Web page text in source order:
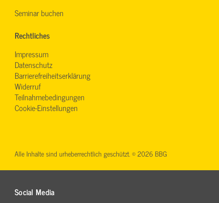
Seminar buchen
Rechtliches
Impressum
Datenschutz
Barrierefreiheitserklärung
Widerruf
Teilnahmebedingungen
Cookie-Einstellungen
Social Media
Alle Inhalte sind urheberrechtlich geschützt. © 2026 BBG